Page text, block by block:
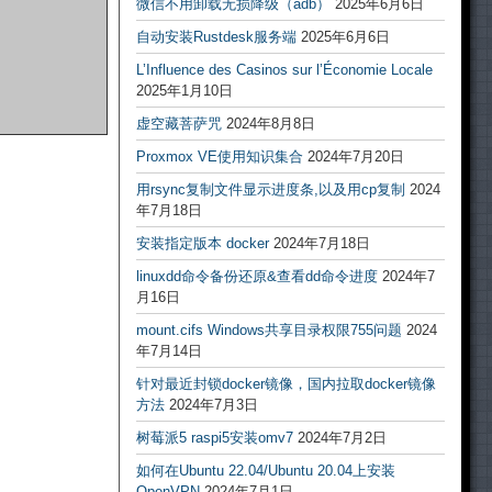
微信不用卸载无损降级（adb）
2025年6月6日
自动安装Rustdesk服务端 2025年6月6日
L’Influence des Casinos sur l’Économie Locale
2025年1月10日
虚空藏菩萨咒 2024年8月8日
Proxmox VE使用知识集合 2024年7月20日
用rsync复制文件显示进度条,以及用cp复制 2024
年7月18日
安装指定版本 docker 2024年7月18日
linuxdd命令备份还原&查看dd命令进度 2024年7
月16日
mount.cifs Windows共享目录权限755问题 2024
年7月14日
针对最近封锁docker镜像，国内拉取docker镜像
方法 2024年7月3日
树莓派5 raspi5安装omv7 2024年7月2日
如何在Ubuntu 22.04/Ubuntu 20.04上安装